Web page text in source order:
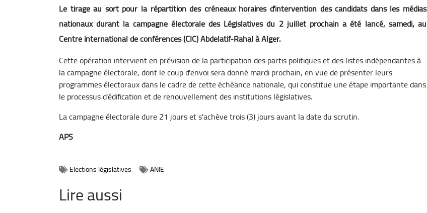
Le tirage au sort pour la répartition des créneaux horaires d'intervention des candidats dans les médias
nationaux durant la campagne électorale des Législatives du 2 juillet prochain a été lancé, samedi, au
Centre international de conférences (CIC) Abdelatif-Rahal à Alger.
Cette opération intervient en prévision de la participation des partis politiques et des listes indépendantes à
la campagne électorale, dont le coup d'envoi sera donné mardi prochain, en vue de présenter leurs
programmes électoraux dans le cadre de cette échéance nationale, qui constitue une étape importante dans
le processus d'édification et de renouvellement des institutions législatives.
La campagne électorale dure 21 jours et s'achève trois (3) jours avant la date du scrutin.
APS
Elections législatives ANIE
Lire aussi